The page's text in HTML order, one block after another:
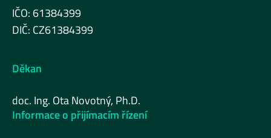
IČO: 61384399
DIČ: CZ61384399
Děkan
doc. Ing. Ota Novotný, Ph.D.
Informace o přijímacím řízení